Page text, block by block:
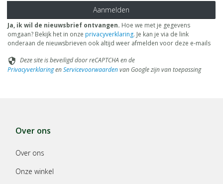
Aanmelden
Ja, ik wil de nieuwsbrief ontvangen. Hoe we met je gegevens
omgaan? Bekijk het in onze privacyverklaring. Je kan je via de link
onderaan de nieuwsbrieven ook altijd weer afmelden voor deze e-mails
security Deze site is beveiligd door reCAPTCHA en de
PrivacyverklaringenServicevoorwaardenvan Google zijn van toepassing
Over ons
Over ons
Onze winkel